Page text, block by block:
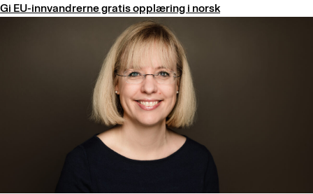
Gi EU-innvandrerne gratis opplæring i norsk